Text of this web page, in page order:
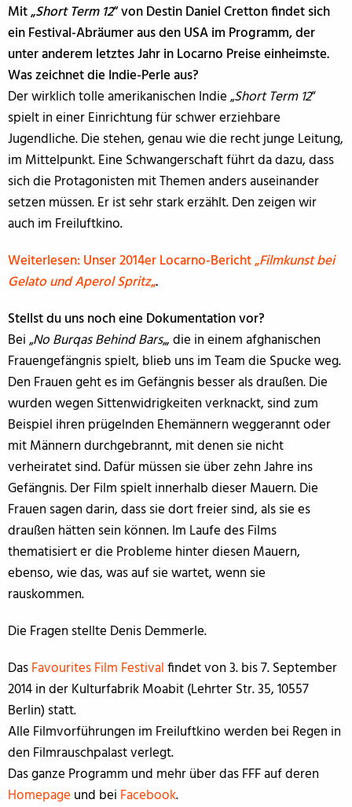
Mit „Short Term 12“ von Destin Daniel Cretton findet sich
ein Festival-Abräumer aus den USA im Programm, der
unter anderem letztes Jahr in Locarno Preise einheimste.
Was zeichnet die Indie-Perle aus?
Der wirklich tolle amerikanischen Indie „Short Term 12“
spielt in einer Einrichtung für schwer erziehbare
Jugendliche. Die stehen, genau wie die recht junge Leitung,
im Mittelpunkt. Eine Schwangerschaft führt da dazu, dass
sich die Protagonisten mit Themen anders auseinander
setzen müssen. Er ist sehr stark erzählt. Den zeigen wir
auch im Freiluftkino.
Weiterlesen: Unser 2014er Locarno-Bericht „Filmkunst bei
Gelato und Aperol Spritz„.
Stellst du uns noch eine Dokumentation vor?
Bei „No Burqas Behind Bars„, die in einem afghanischen
Frauengefängnis spielt, blieb uns im Team die Spucke weg.
Den Frauen geht es im Gefängnis besser als draußen. Die
wurden wegen Sittenwidrigkeiten verknackt, sind zum
Beispiel ihren prügelnden Ehemännern weggerannt oder
mit Männern durchgebrannt, mit denen sie nicht
verheiratet sind. Dafür müssen sie über zehn Jahre ins
Gefängnis. Der Film spielt innerhalb dieser Mauern. Die
Frauen sagen darin, dass sie dort freier sind, als sie es
draußen hätten sein können. Im Laufe des Films
thematisiert er die Probleme hinter diesen Mauern,
ebenso, wie das, was auf sie wartet, wenn sie
rauskommen.
Die Fragen stellte Denis Demmerle.
DasFavourites Film Festivalfindet von 3. bis 7. September
2014 in der Kulturfabrik Moabit (Lehrter Str. 35, 10557
Berlin) statt.
Alle Filmvorführungen im Freiluftkino werden bei Regen in
den Filmrauschpalast verlegt.
Das ganze Programm und mehr über das FFF auf deren
Homepage und bei Facebook.